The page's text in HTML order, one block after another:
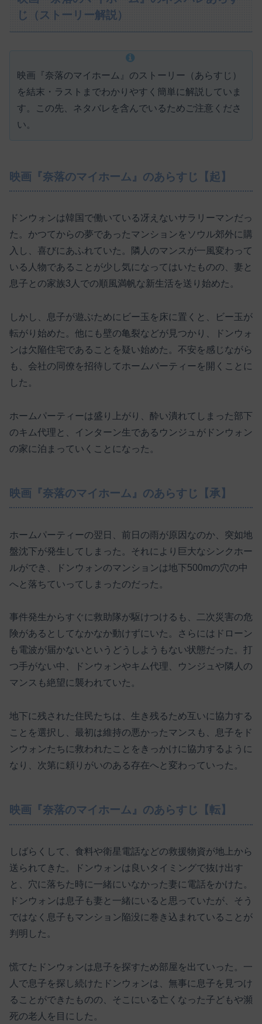
じ（ストーリー解説）
映画『奈落のマイホーム』のストーリー（あらすじ）
を結末・ラストまでわかりやすく簡単に解説していま
す。この先、ネタバレを含んでいるためご注意くださ
い。
映画『奈落のマイホーム』のあらすじ【起】
ドンウォンは韓国で働いている冴えないサラリーマンだっ
た。かつてからの夢であったマンションをソウル郊外に購
入し、喜びにあふれていた。隣人のマンスが一風変わって
いる人物であることが少し気になってはいたものの、妻と
息子との家族3人での順風満帆な新生活を送り始めた。
しかし、息子が遊ぶためにビー玉を床に置くと、ビー玉が
転がり始めた。他にも壁の亀裂などが見つかり、ドンウォ
ンは欠陥住宅であることを疑い始めた。不安を感じながら
も、会社の同僚を招待してホームパーティーを開くことに
した。
ホームパーティーは盛り上がり、酔い潰れてしまった部下
のキム代理と、インターン生であるウンジュがドンウォン
の家に泊まっていくことになった。
映画『奈落のマイホーム』のあらすじ【承】
ホームパーティーの翌日、前日の雨が原因なのか、突如地
盤沈下が発生してしまった。それにより巨大なシンクホー
ルができ、ドンウォンのマンションは地下500mの穴の中
へと落ちていってしまったのだった。
事件発生からすぐに救助隊が駆けつけるも、二次災害の危
険があるとしてなかなか動けずにいた。さらにはドローン
も電波が届かないというどうしようもない状態だった。打
つ手がない中、ドンウォンやキム代理、ウンジュや隣人の
マンスも絶望に襲われていた。
地下に残された住民たちは、生き残るため互いに協力する
ことを選択し、最初は維持の悪かったマンスも、息子をド
ンウォンたちに救われたことをきっかけに協力するように
なり、次第に頼りがいのある存在へと変わっていった。
映画『奈落のマイホーム』のあらすじ【転】
しばらくして、食料や衛星電話などの救援物資が地上から
送られてきた。ドンウォンは良いタイミングで抜け出す
と、穴に落ちた時に一緒にいなかった妻に電話をかけた。
ドンウォンは息子も妻と一緒にいると思っていたが、そう
ではなく息子もマンション陥没に巻き込まれていることが
判明した。
慌てたドンウォンは息子を探すため部屋を出ていった。一
人で息子を探し続けたドンウォンは、無事に息子を見つけ
ることができたものの、そこにいる亡くなった子どもや瀕
死の老人を目にした。